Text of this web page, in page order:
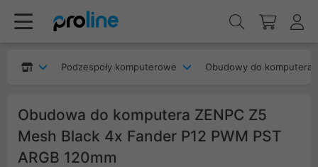
Podzespoły komputerowe Obudowy do komputera
Obudowa do komputera ZENPC Z5
Mesh Black 4x Fander P12 PWM PST
ARGB 120mm